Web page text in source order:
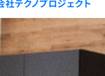
インタビュー
就活成功ガイド
社テクノプロジェクト